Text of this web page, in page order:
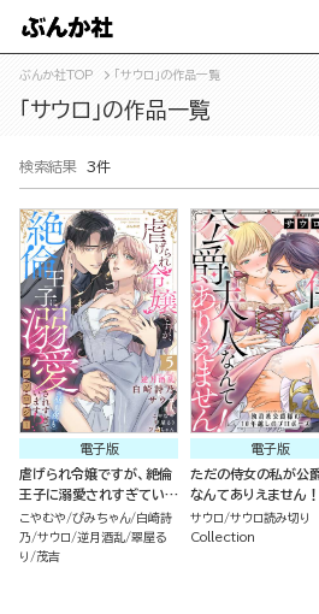
ぶんか社TOP 「サウロ」の作品一覧
「サウロ」の作品一覧
検索結果 3件
電子版
虐げられ令嬢ですが、絶倫
王子に溺愛されすぎていま
す!?（※昼も夜も）アンソ
ロジー （5）
こやむや ぴみちゃん 白崎詩
乃 サウロ 逆月酒乱 翠屋る
り
茂吉
電子版
ただの侍女の私が公
なんてありえません
着系公爵様の10年越
プロポーズ（単話版）
サウロ サウロ読み切り
Collection